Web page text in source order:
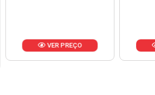
VER PREÇO